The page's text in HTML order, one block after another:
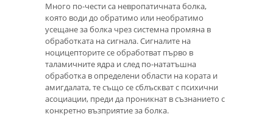
Много по-чести са невропатичната болка,
която води до обратимо или необратимо
усещане за болка чрез системна промяна в
обработката на сигнала. Сигналите на
ноцицепторите се обработват първо в
таламичните ядра и след по-нататъшна
обработка в определени области на кората и
амигдалата, те също се сблъскват с психични
асоциации, преди да проникнат в съзнанието с
конкретно възприятие за болка.